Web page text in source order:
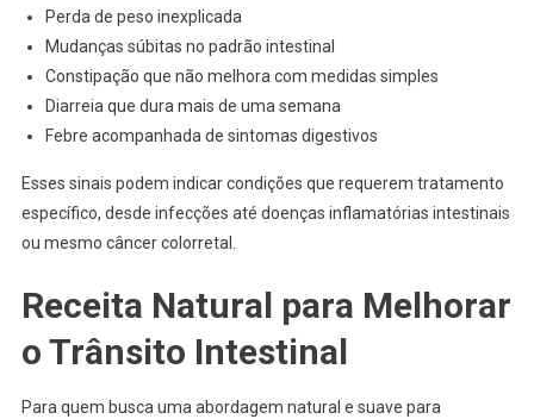
Perda de peso inexplicada
Mudanças súbitas no padrão intestinal
Constipação que não melhora com medidas simples
Diarreia que dura mais de uma semana
Febre acompanhada de sintomas digestivos
Esses sinais podem indicar condições que requerem tratamento
específico, desde infecções até doenças inflamatórias intestinais
ou mesmo câncer colorretal.
Receita Natural para Melhorar
o Trânsito Intestinal
Para quem busca uma abordagem natural e suave para